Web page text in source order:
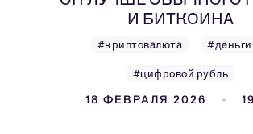
И БИТКОИНА
#криптовалюта #деньги
#цифровой рубль
18 ФЕВРАЛЯ 2026